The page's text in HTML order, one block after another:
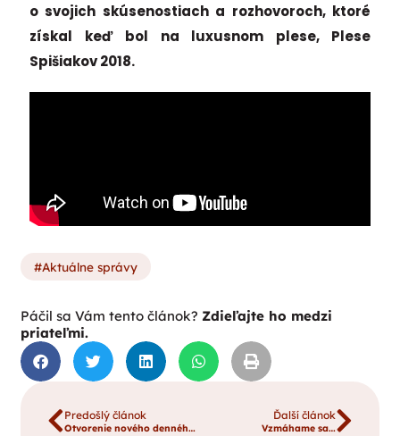
o svojich skúsenostiach a rozhovoroch, ktoré
získal keď bol na luxusnom plese, Plese
Spišiakov 2018.
Aktuálne správy
Páčil sa Vám tento článok? Zdieľajte ho medzi
priateľmi.
Predošlý článok
Otvorenie nového denného stacionára v SNV
Ďalší článok
Vzmáhame sa…